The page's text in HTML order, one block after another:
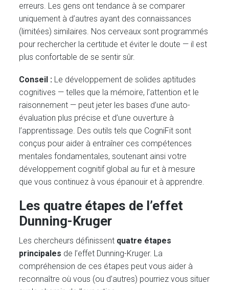
erreurs. Les gens ont tendance à se comparer
uniquement à d’autres ayant des connaissances
(limitées) similaires. Nos cerveaux sont programmés
pour rechercher la certitude et éviter le doute — il est
plus confortable de se sentir sûr.
Conseil : Le développement de solides aptitudes
cognitives — telles que la mémoire, l’attention et le
raisonnement — peut jeter les bases d’une auto-
évaluation plus précise et d’une ouverture à
l’apprentissage. Des outils tels que CogniFit sont
conçus pour aider à entraîner ces compétences
mentales fondamentales, soutenant ainsi votre
développement cognitif global au fur et à mesure
que vous continuez à vous épanouir et à apprendre.
Les quatre étapes de l’effet
Dunning-Kruger
Les chercheurs définissent quatre étapes
principales de l’effet Dunning-Kruger. La
compréhension de ces étapes peut vous aider à
reconnaître où vous (ou d’autres) pourriez vous situer